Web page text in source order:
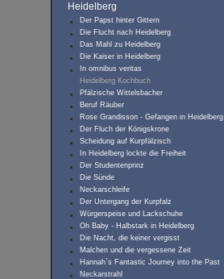
Heidelberg
Der Papst hinter Gittern
Die Flucht nach Heidelberg
Das Mahl zu Heidelberg
Die Kaiser in Heidelberg
In omnibus veritas
Heidelberg Kochbuch
Pfälzische Wittelsbacher
Beruf Räuber
Rose Grandisson - Gefangen in Heidelberg
Der Fluch der Königskrone
Scheidung auf Kurpfälzisch
In Heidelberg lockte die Freiheit
Der Studentenprinz
Die Sünde
Neckarschleife
Der Untergang der Kurpfalz
Würgerspeise und Lackschuhe
Oh Baby - Halbstark in Heidelberg
Die Nacht, die keiner vergisst
Malchen und die vergessene Zeit
Hannah`s Fantastic Journey into the Past
Neckarstrahl